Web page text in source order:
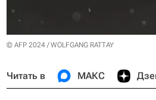
© AFP 2024 / WOLFGANG RATTAY
Читать в МАКС